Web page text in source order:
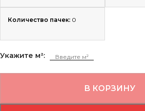
Количество пачек: 0
Укажите м²:
В КОРЗИНУ